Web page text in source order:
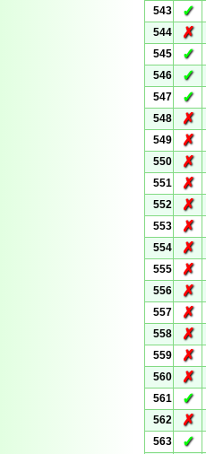
543
✓
544
✗
545
✓
546
✓
547
✓
548
✗
549
✗
550
✗
551
✗
552
✗
553
✗
554
✗
555
✗
556
✗
557
✗
558
✗
559
✗
560
✗
561
✓
562
✗
563
✓